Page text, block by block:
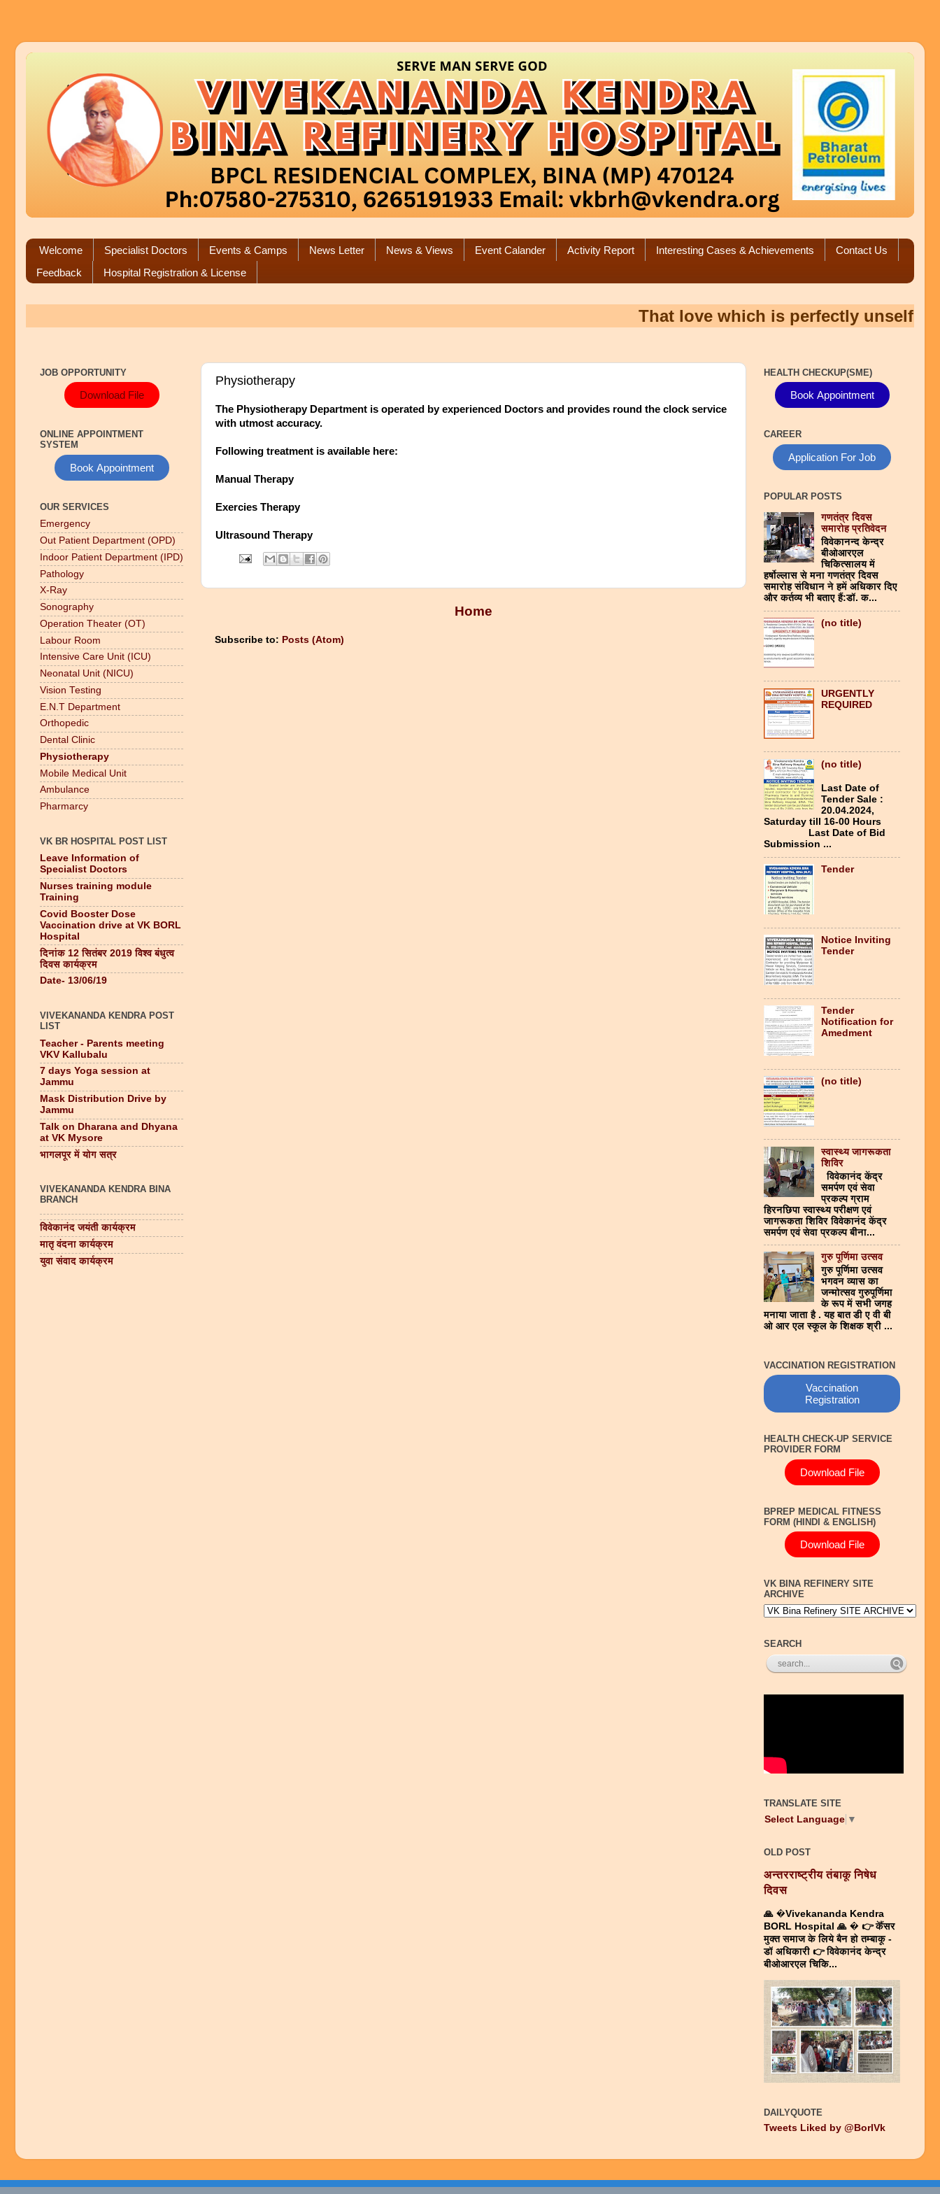
Welcome Specialist Doctors Events & Camps News Letter News & Views Event Calander Activity Report Interesting Cases & Achievements
Contact Us
Feedback
Hospital Registration & License
That love which is perfectly unselfish,
Physiotherapy
The Physiotherapy Department is operated by experienced Doctors and provides round the clock service
with utmost accuracy.
Following treatment is available here:
Manual Therapy
Exercies Therapy
Ultrasound Therapy
Home
Subscribe to: Posts (Atom)
JOB OPPORTUNITY
Download File
ONLINE APPOINTMENT
SYSTEM
Book Appointment
OUR SERVICES
Emergency
Out Patient Department (OPD)
Indoor Patient Department (IPD)
Pathology
X-Ray
Sonography
Operation Theater (OT)
Labour Room
Intensive Care Unit (ICU)
Neonatal Unit (NICU)
Vision Testing
E.N.T Department
Orthopedic
Dental Clinic
Physiotherapy
Mobile Medical Unit
Ambulance
Pharmarcy
VK BR HOSPITAL POST LIST
Leave Information of
Specialist Doctors
Nurses training module
Training
Covid Booster Dose
Vaccination drive at VK BORL
Hospital
दिनांक 12 सितंबर 2019 विश्व बंधुत्व
दिवस कार्यक्रम
Date- 13/06/19
VIVEKANANDA KENDRA POST
LIST
Teacher - Parents meeting
VKV Kallubalu
7 days Yoga session at
Jammu
Mask Distribution Drive by
Jammu
Talk on Dharana and Dhyana
at VK Mysore
भागलपूर में योग सत्र
VIVEKANANDA KENDRA BINA
BRANCH
विवेकानंद जयंती कार्यक्रम
मातृ वंदना कार्यक्रम
युवा संवाद कार्यक्रम
HEALTH CHECKUP(SME)
Book Appointment
CAREER
Application For Job
POPULAR POSTS
गणतंत्र दिवस
समारोह प्रतिवेदन
विवेकानन्द केन्द्र
बीओआरएल
चिकित्सालय में
हर्षोल्लास से मना गणतंत्र दिवस
समारोह संविधान ने हमें अधिकार दिए
और कर्तव्य भी बताए हैं:डाॅ. क...
(no title)
URGENTLY
REQUIRED
(no title)
Last Date of
Tender Sale :
20.04.2024,
Saturday till 16-00 Hours
Last Date of Bid
Submission ...
Tender
Notice Inviting
Tender
Tender
Notification for
Amedment
(no title)
स्वास्थ्य जागरूकता
शिविर
विवेकानंद केंद्र
समर्पण एवं सेवा
प्रकल्प ग्राम
हिरनछिपा स्वास्थ्य परीक्षण एवं
जागरूकता शिविर विवेकानंद केंद्र
समर्पण एवं सेवा प्रकल्प बीना...
गुरु पूर्णिमा उत्सव
गुरु पूर्णिमा उत्सव
भगवन व्यास का
जन्मोत्सव गुरुपूर्णिमा
के रूप में सभी जगह
मनाया जाता है . यह बात डी ए वी बी
ओ आर एल स्कूल के शिक्षक श्री ...
VACCINATION REGISTRATION
Vaccination
Registration
HEALTH CHECK-UP SERVICE
PROVIDER FORM
Download File
BPREP MEDICAL FITNESS
FORM (HINDI & ENGLISH)
Download File
VK BINA REFINERY SITE
ARCHIVE
SEARCH
TRANSLATE SITE
Select Language ▼
OLD POST
अन्तरराष्ट्रीय तंबाकू निषेध
दिवस
🙏 �Vivekananda Kendra
BORL Hospital 🙏 � 👉 केैंसर
मुक्त समाज के लिये बैन हो तम्बाकू -
डाॅ अधिकारी 👉 विवेकानंद केन्द्र
बीओआरएल चिकि...
DAILYQUOTE
Tweets Liked by @BorlVk